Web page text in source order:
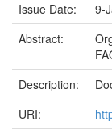
Issue Date:
9-
Abstract:
Description:
URI: